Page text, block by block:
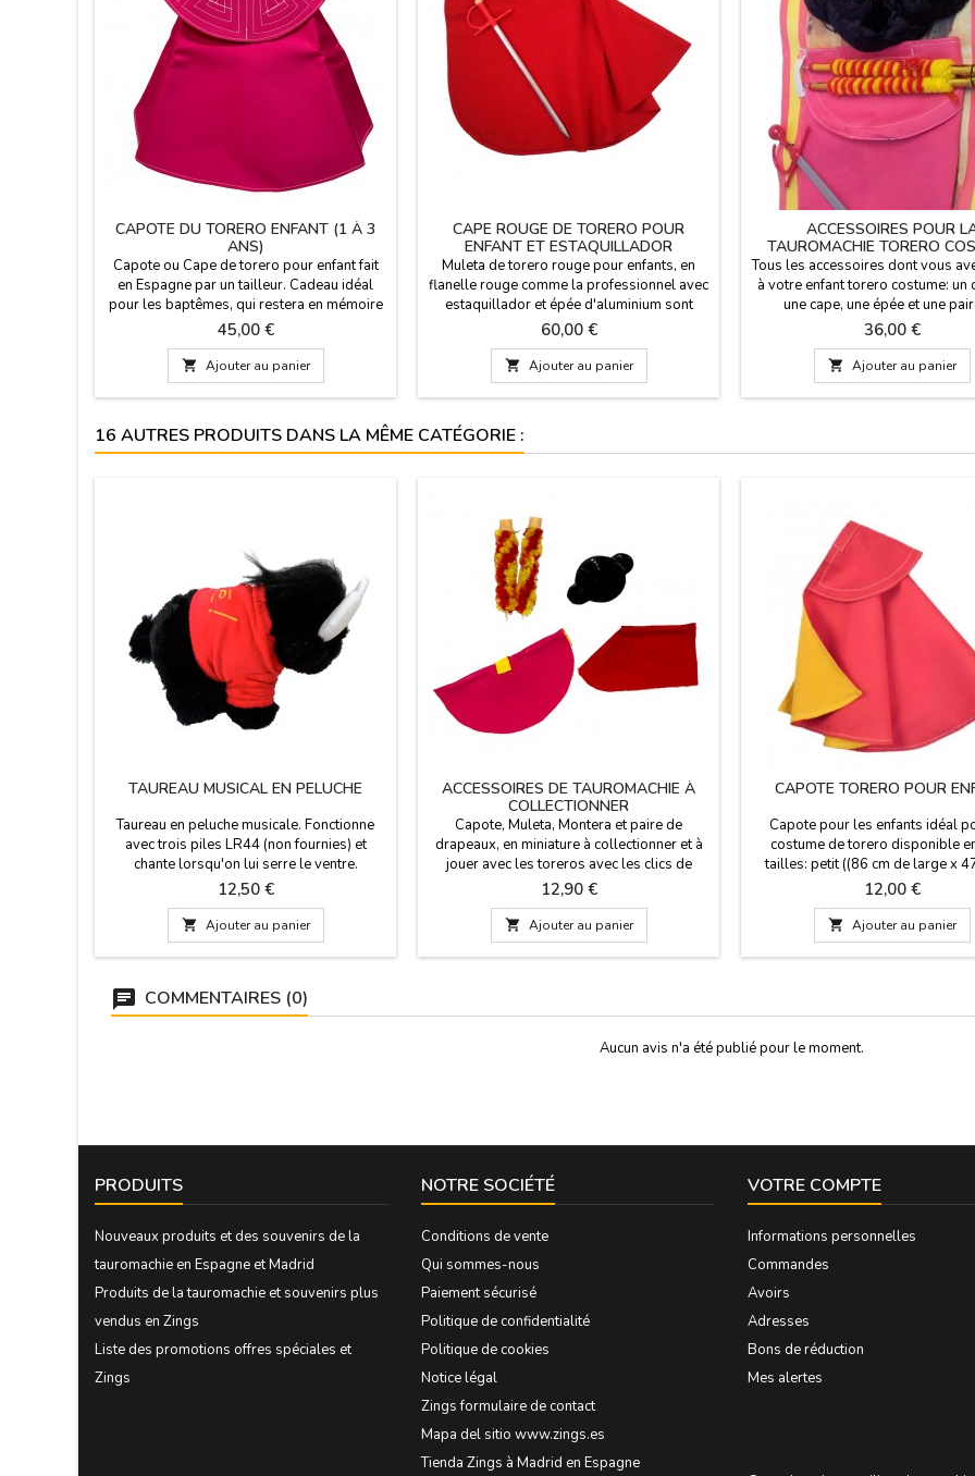
CAPOTE DU TORERO ENFANT (1 À 3
ANS)
Capote ou Cape de torero pour enfant fait
en Espagne par un tailleur. Cadeau idéal
pour les baptêmes, qui restera en mémoire
pour toujours. Dimensions: 75 cm de large
x 43 cm de haut, vol 153 cm et 500 g de
poids. VOUS POUVEZ LE PERSONNALISER
AVEC UN NOM, PRENOM OU SURNOM pour
5,95€ avec DEUX OU TROIS INITIALES est
Prix
45,00 €
 Ajouter au panier
CAPE ROUGE DE TORERO POUR
ENFANT ET ESTAQUILLADOR
Muleta de torero rouge pour enfants, en
flanelle rouge comme la professionnel avec
estaquillador et épée d'aluminium sont
inclus dans le prix, pour les enfants de 2-4
ans. Il pèse 600 grammes et mesure 70 cm
x 43 cmPersonnalisez votre muleta
enregistrer votre nom pour 5,95 € ou mettre
les initiales gratuitement..
Prix
60,00 €
 Ajouter au panier
ACCESSOIRES POUR
TAUROMACHIE TORERO
INFANTILE
Tous les accessoires dont vous
à votre enfant torero costume: un
une cape, une épée et une
drapeaux. Avec ces accessoires,
vous devenez un torero. Les
de 40 cm de long, l'épée de 50
mesures liant 90 cm de large par
haut.
Prix
36,00 €
 Ajouter au panier
16 AUTRES PRODUITS DANS LA MÊME CATÉGORIE :
TAUREAU MUSICAL EN PELUCHE
Taureau en peluche musicale. Fonctionne
avec trois piles LR44 (non fournies) et
chante lorsqu'on lui serre le ventre.
Dimensions : 21 x 11 cm
Prix
12,50 €
 Ajouter au panier
ACCESSOIRES DE TAUROMACHIE À
COLLECTIONNER
Capote, Muleta, Montera et paire de
drapeaux, en miniature à collectionner et à
jouer avec les toreros avec les clics de
playmobil, dans les arènes et avec les
taureaux, picador et bac à sable. Ils ne sont
pas un jouet, Pour les adultes et les
collectionneurs.
Prix
12,90 €
 Ajouter au panier
CAPOTE TORERO POUR
Capote pour les enfants idéal
costume de torero disponible
tailles: petit ((86 cm de large x
haut alto y 135 cm de vol) y
de large x 75 cm haut y 220 cm
Regardez notre pack
votre costume matador. La petite
pour les enfants jusqu'à 4 ans,
Prix
12,00 €
 Ajouter au panier
COMMENTAIRES (0)
Aucun avis n'a été publié pour le moment.
PRODUITS
Nouveaux produits et des souvenirs de la
tauromachie en Espagne et Madrid
Produits de la tauromachie et souvenirs plus
vendus en Zings
Liste des promotions offres spéciales et
Zings
NOTRE SOCIÉTÉ
Conditions de vente
Qui sommes-nous
Paiement sécurisé
Politique de confidentialité
Politique de cookies
Notice légal
Zings formulaire de contact
Mapa del sitio www.zings.es
Tienda Zings à Madrid en Espagne
VOTRE COMPTE
Informations personnelles
Commandes
Avoirs
Adresses
Bons de réduction
Mes alertes